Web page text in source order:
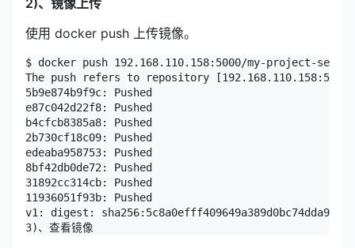
使用 docker push 上传镜像。
$ docker push 192.168.110.158:5000/my-project-server
The push refers to repository
5b9e874b9f9c: Pushed
e87c042d22f8: Pushed
b4cfcb8385a8: Pushed
2b730cf18c09: Pushed
edeaba958753: Pushed
8bf42db0de72: Pushed
31892cc314cb: Pushed
11936051f93b: Pushed
v1: digest:
3)、查看镜像